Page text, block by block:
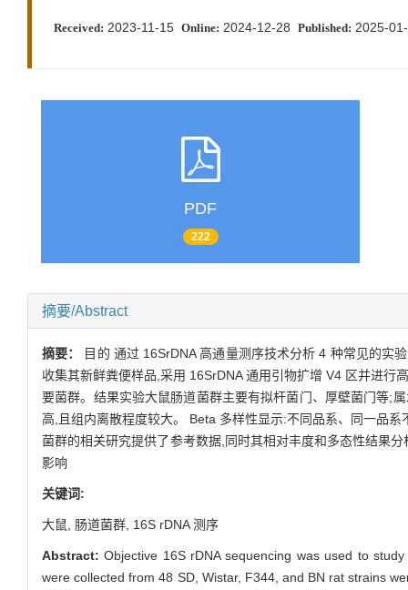
Received: 2023-11-15 Online: 2024-12-28 Published: 2025-
PDF
222
摘要/Abstract
摘要：
目的 通过 16SrDNA 高通量测序技术分析 4 种常见的实
收集其新鲜粪便样品,采用 16SrDNA 通用引物扩增 V4 区并进
要菌群。结果实验大鼠肠道菌群主要有拟杆菌门、厚壁菌门等;
高,且组内离散程度较大。 Beta 多样性显示:不同品系、同一品
菌群的相关研究提供了参考数据,同时其相对丰度和多态性结果
影响
关键词:
大鼠, 肠道菌群, 16S rDNA 测序
Abstract:Objective 16S rDNA sequencing was used to
were collected from 48 SD, Wistar, F344, and BN rat strains